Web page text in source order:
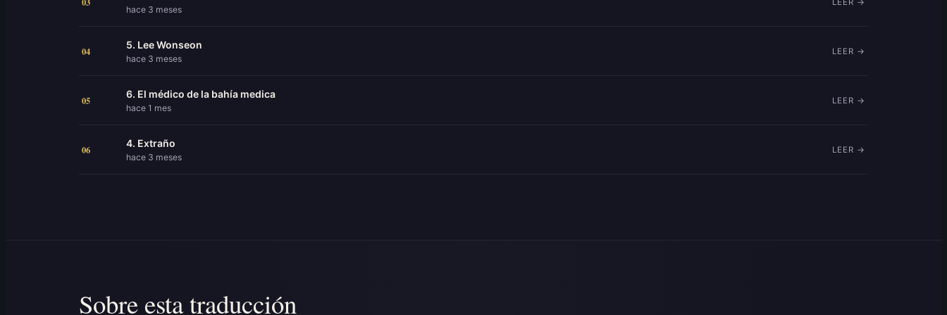
hace 3 meses
04
5. Lee Wonseon
hace 3 meses
LEER →
05
6. El médico de la bahía medica
hace 1 mes
LEER →
06
4. Extraño
hace 3 meses
LEER →
Sobre esta traducción